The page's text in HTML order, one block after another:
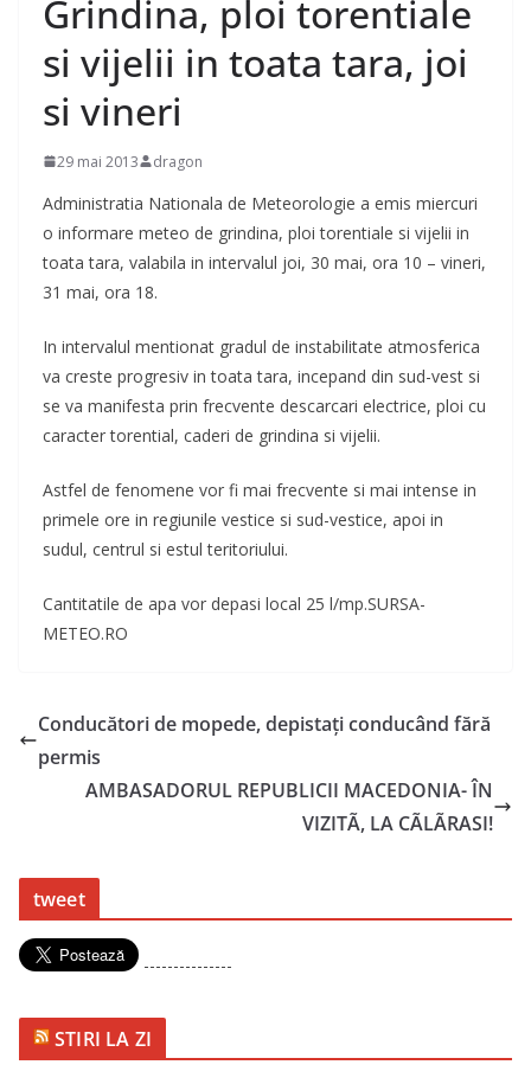
Grindina, ploi torentiale
si vijelii in toata tara, joi
si vineri
29 mai 2013 dragon
Administratia Nationala de Meteorologie a emis miercuri
o informare meteo de grindina, ploi torentiale si vijelii in
toata tara, valabila in intervalul joi, 30 mai, ora 10 – vineri,
31 mai, ora 18.
In intervalul mentionat gradul de instabilitate atmosferica
va creste progresiv in toata tara, incepand din sud-vest si
se va manifesta prin frecvente descarcari electrice, ploi cu
caracter torential, caderi de grindina si vijelii.
Astfel de fenomene vor fi mai frecvente si mai intense in
primele ore in regiunile vestice si sud-vestice, apoi in
sudul, centrul si estul teritoriului.
Cantitatile de apa vor depasi local 25 l/mp.SURSA-
METEO.RO
Conducători de mopede, depistaţi conducând fără
permis
AMBASADORUL REPUBLICII MACEDONIA- ÎN
VIZITÃ, LA CÃLÃRASI!
tweet
---------------
STIRI LA ZI